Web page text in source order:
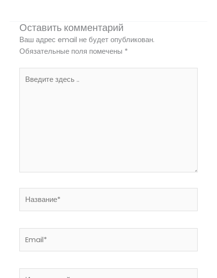
Оставить комментарий
Ваш адрес email не будет опубликован.
Обязательные поля помечены *
здесь